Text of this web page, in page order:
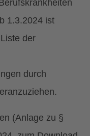
1.3.2024 ist
der
durch
(Anlage zu §